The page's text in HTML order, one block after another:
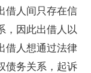
借人间只存在信
，因此出借人以
借人想通过法律
债务关系，起诉